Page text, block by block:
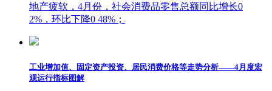
地产疲软，4月份，社会消费品零售总额同比增长0
2%，环比下降0 48%；
工业增加值、固定资产投资、居民消费价格等走势分析——4月度宏
观运行指标图解